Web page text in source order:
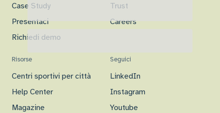
Case Study
Presentaci
Richiedi demo
Trust
Careers
Risorse
Centri sportivi per città
Help Center
Magazine
Seguici
LinkedIn
Instagram
Youtube